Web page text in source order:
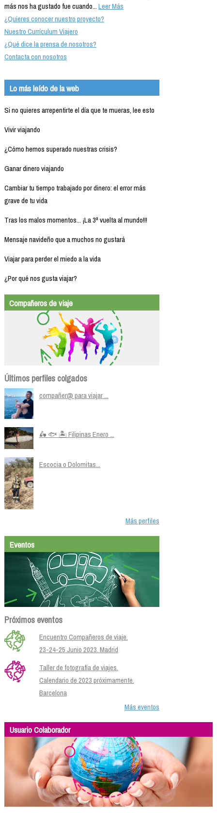
más nos ha gustado fue cuando...Leer Más
¿Quieres conocer nuestro proyecto?
Nuestro Currículum Viajero
¿Qué dice la prensa de nosotros?
Contacta con nosotros
Lo más leído de la web
Si no quieres arrepentirte el día que te mueras, lee esto
Vivir viajando
¿Cómo hemos superado nuestras crisis?
Ganar dinero viajando
Cambiar tu tiempo trabajado por dinero: el error más
grave de tu vida
Tras los malos momentos... ¡La 3ª vuelta al mundo!!!
Mensaje navideño que a muchos no gustará
Viajar para perder el miedo a la vida
¿Por qué nos gusta viajar?
Compañeros de viaje
Últimos perfiles colgados
compañer@ para viajar ...
🛵 🐟 🏝️ Filipinas Enero ...
Escocia o Dolomitas...
Más perfiles
Eventos
Próximos eventos
Encuentro Compañeros de viaje.
23-24-25 Junio 2023. Madrid
Taller de fotografía de viajes.
Calendario de 2023 próximamente.
Barcelona
Más eventos
Usuario Colaborador